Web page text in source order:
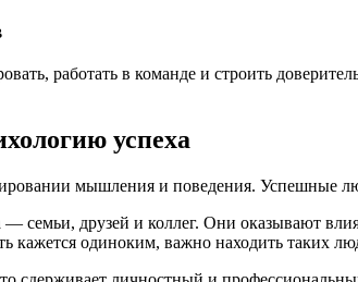
работать в команде и строить
успеха
мышления и поведения. Успешные
— семьи, друзей и коллег. Они оказывают
кажется одиноким, важно находить таких